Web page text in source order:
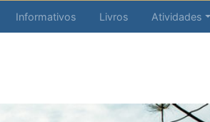
Informativos Livros Atividades